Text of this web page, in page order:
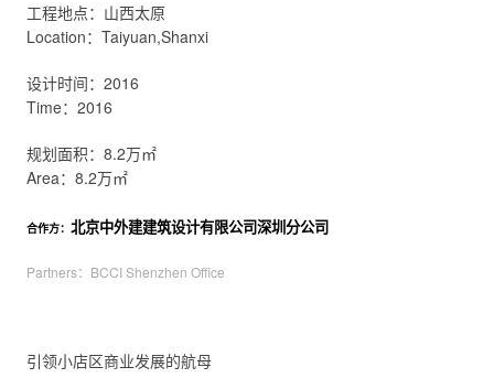
工程地点：山西太原
Location：Taiyuan,Shanxi
设计时间：2016
Time：2016
规划面积：8.2万㎡
Area：8.2万㎡
合作方： 北京中外建建筑设计有限公司深圳分公司
Partners：BCCI Shenzhen Office
引领小店区商业发展的航母